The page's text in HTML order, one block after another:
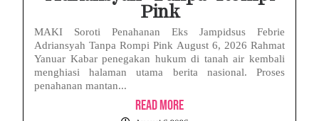
Pink
MAKI Soroti Penahanan Eks Jampidsus Febrie
Adriansyah Tanpa Rompi Pink August 6, 2026 Rahmat
Yanuar Kabar penegakan hukum di tanah air kembali
menghiasi halaman utama berita nasional. Proses
penahanan mantan...
Read More